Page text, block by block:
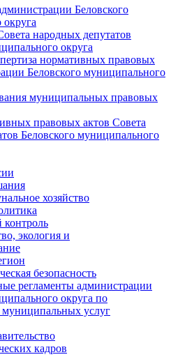
Беловского
народных депутатов
округа
нормативных правовых
Беловского муниципального
муниципальных правовых
правовых актов Совета
Беловского муниципального
хозяйство
экология и
безопасность
регламенты администрации
округа по
услуг
кадров